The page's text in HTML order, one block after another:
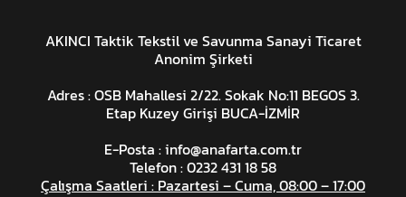
AKINCI Taktik Tekstil ve Savunma Sanayi Ticaret
Anonim Şirketi
Adres : OSB Mahallesi 2/22. Sokak No:11 BEGOS 3.
Etap Kuzey Girişi BUCA-İZMİR
E-Posta :info@anafarta.com.tr
Telefon : 0232 431 18 58
Çalışma Saatleri : Pazartesi – Cuma, 08:00 – 17:00